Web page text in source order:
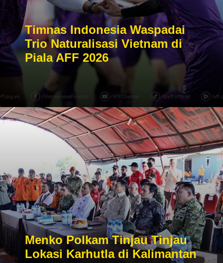
Timnas Indonesia Waspadai
Trio Naturalisasi Vietnam di
Piala AFF 2026
Menko Polkam Tinjau Tinjau
Lokasi Karhutla di Kalimantan